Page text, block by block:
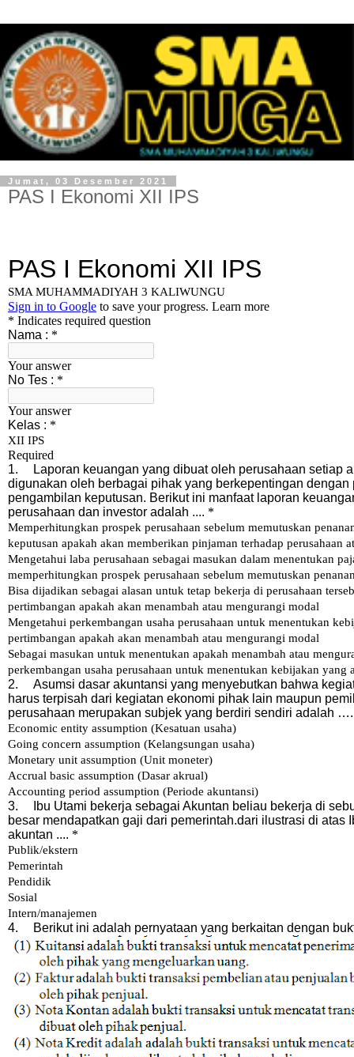
Jumat, 03 Desember 2021
PAS I Ekonomi XII IPS